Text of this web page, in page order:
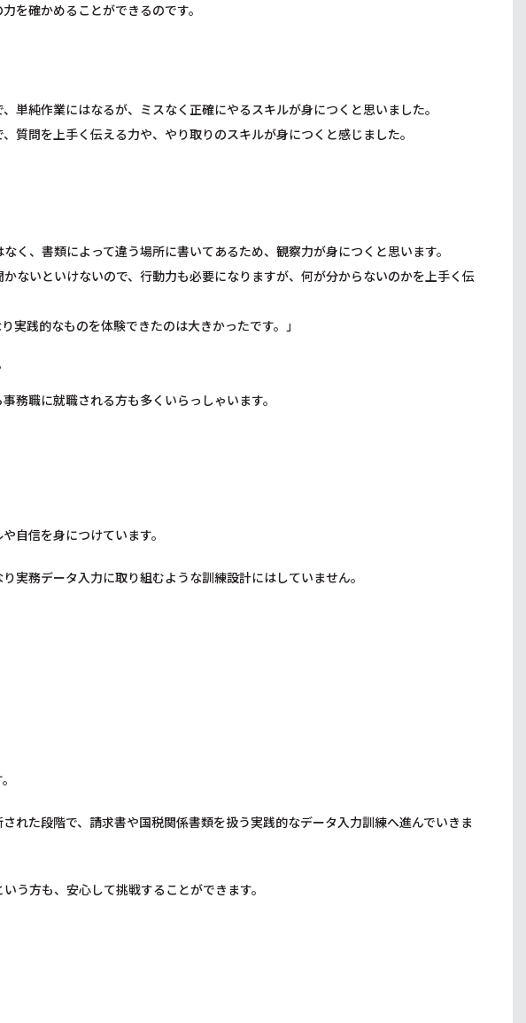
を確かめることができるのです。
単純作業にはなるが、ミスなく正確にやるスキルが身につくと思いました。
質問を上手く伝える力や、やり取りのスキルが身につくと感じました。
く、書類によって違う場所に書いてあるため、観察力が身につくと思います。
ないといけないので、行動力も必要になりますが、何が分からないのかを上手く伝
実践的なものを体験できたのは大きかったです。」
務職に就職される方も多くいらっしゃいます。
自信を身につけています。
実務データ入力に取り組むような訓練設計にはしていません。
れた段階で、請求書や国税関係書類を扱う実践的なデータ入力訓練へ進んでいきま
う方も、安心して挑戦することができます。